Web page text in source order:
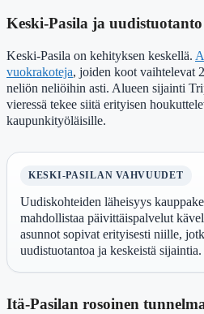
Keski-Pasila ja uudistuotanto
Keski-Pasila on kehityksen keskellä.
vuokrakoteja, joiden koot vaihtelevat
neliön neliöihin asti. Alueen sijainti
vieressä tekee siitä erityisen
kaupunkityöläisille.
KESKI-PASILAN VAHVUUDET
Uudiskohteiden läheisyys
mahdollistaa päivittäispalvelut
asunnot sopivat erityisesti niille,
uudistuotantoa ja keskeistä sijaintia.
Itä-Pasilan rosoinen